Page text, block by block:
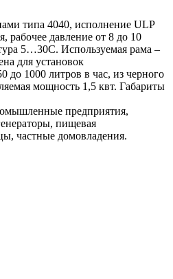
типа 4040, исполнение ULP
рабочее давление от 8 до 10
5…30С. Используемая рама –
для установок
до 1000 литров в час, из черного
мощность 1,5 квт. Габариты
предприятия,
пищевая
частные домовладения.